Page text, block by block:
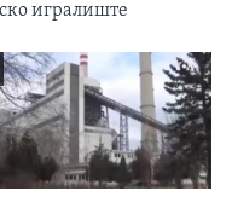
игралиште